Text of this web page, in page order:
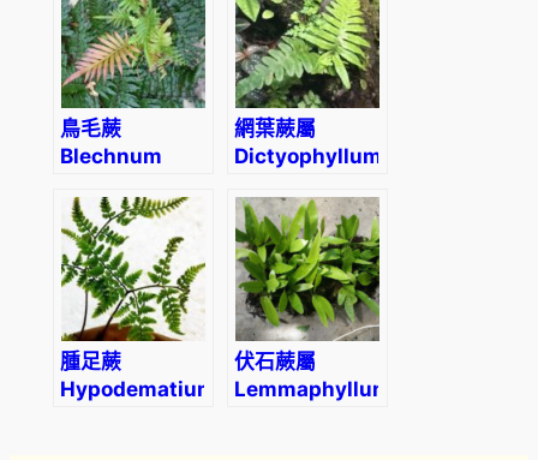
鳥毛蕨
Blechnum
(Red)
網葉蕨屬
Dictyophyllum
腫足蕨
Hypodematium
伏石蕨屬
Lemmaphyllum